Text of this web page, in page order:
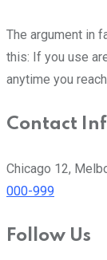
The argument in
this: If you use
anytime you
Contact
Chicago 12,
000-999
Follow Us